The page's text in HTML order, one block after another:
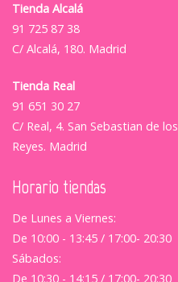
Tienda Alcalá
91 725 87 38
C/ Alcalá, 180. Madrid
Tienda Real
91 651 30 27
C/ Real, 4. San Sebastian de los
Reyes. Madrid
Horario tiendas
De Lunes a Viernes:
De 10:00 - 13:45 / 17:00- 20:30
Sábados:
De 10:30 - 14:15 / 17:00- 20:30